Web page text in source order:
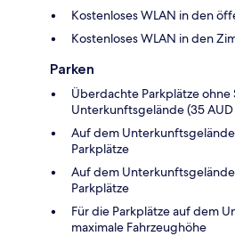
Kostenloses WLAN in den
Kostenloses WLAN in den
Parken
Überdachte Parkplätze ohne
Unterkunftsgelände (35
Auf dem
Parkplätze
Auf dem
Parkplätze
Für die Parkplätze auf dem
maximale Fahrzeughöhe